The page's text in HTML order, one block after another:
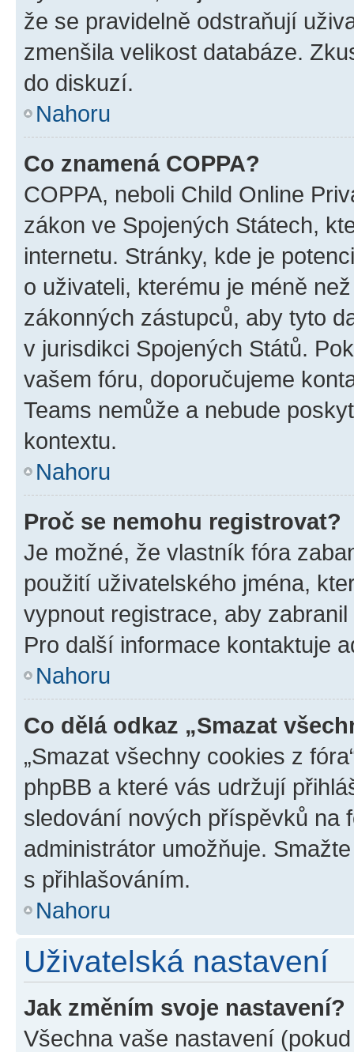
že se pravidelně odstraňují
zmenšila velikost databáze.
do diskuzí.
Nahoru
Co znamená COPPA?
COPPA, neboli Child Online
zákon ve Spojených Státech,
internetu. Stránky, kde je
o uživateli, kterému je méně
zákonných zástupců, aby tyto
v jurisdikci Spojených Států.
vašem fóru, doporučujeme
Teams nemůže a nebude
kontextu.
Nahoru
Proč se nemohu registrovat?
Je možné, že vlastník fóra
použití uživatelského jména,
vypnout registrace, aby
Pro další informace kontaktuje
Nahoru
Co dělá odkaz „Smazat
„Smazat všechny cookies z
phpBB a které vás udržují
sledování nových příspěvků na
administrátor umožňuje.
s přihlašováním.
Nahoru
Uživatelská nastavení
Jak změním svoje nastavení?
Všechna vaše nastavení